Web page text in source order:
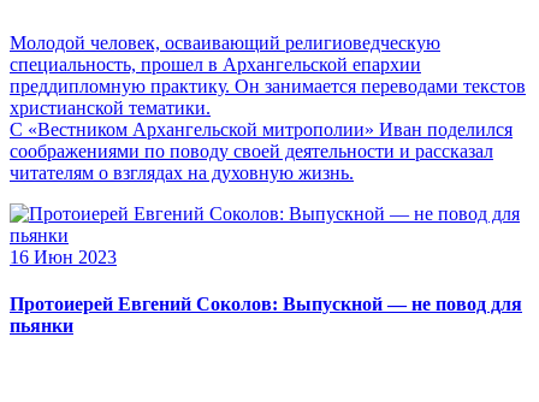
Молодой человек, осваивающий религиоведческую
специальность, прошел в Архангельской епархии
преддипломную практику. Он занимается переводами текстов
христианской тематики.
С «Вестником Архангельской митрополии» Иван поделился
соображениями по поводу своей деятельности и рассказал
читателям о взглядах на духовную жизнь.
16 Июн 2023
Протоиерей Евгений Соколов: Выпускной — не повод для
пьянки